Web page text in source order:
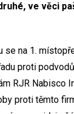
ve věci
se na 1.
proti
RJR Nabisco
proti těmto